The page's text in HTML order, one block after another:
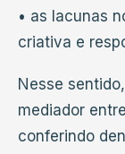
• as lacunas
criativa e
Nesse
mediador
conferindo